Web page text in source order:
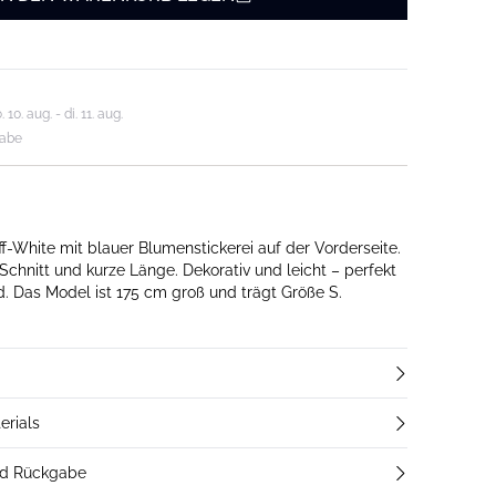
aug. - di. 11. aug.
White mit blauer Blumenstickerei auf der Vorderseite.
und kurze Länge. Dekorativ und leicht – perfekt
Das Model ist 175 cm groß und trägt Größe S.
Rückgabe